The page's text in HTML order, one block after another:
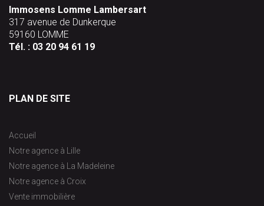
Immosens Lomme Lambersart
317 avenue de Dunkerque
59160 LOMME
Tél. : 03 20 94 61 19
PLAN DE SITE
Accueil
Notre agence à Lille
Notre agence à La Madeleine
Notre agence à Croix
Vente immobilière